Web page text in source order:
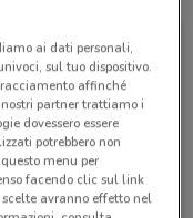
ai dati personali,
sul tuo dispositivo.
affinché
partner trattiamo i
dovessero essere
potrebbero non
menu per
facendo clic sul link
avranno effetto nel